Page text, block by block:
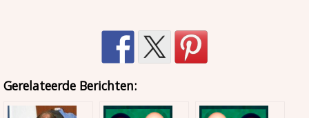
Gerelateerde Berichten: